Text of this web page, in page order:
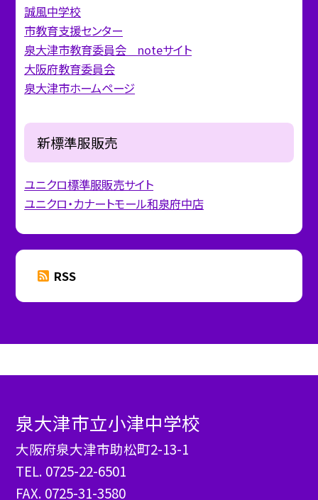
誠風中学校
市教育支援センター
泉大津市教育委員会 noteサイト
大阪府教育委員会
泉大津市ホームページ
新標準服販売
ユニクロ標準服販売サイト
ユニクロ・カナートモール和泉府中店
RSS
泉大津市立小津中学校
大阪府泉大津市助松町2-13-1
TEL. 0725-22-6501
FAX. 0725-31-3580